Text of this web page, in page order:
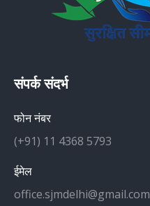
संपर्क संदर्भ
फोन नंबर
(+91) 11 4368 5793
ईमेल
office.sjmdelhi@gmail.com